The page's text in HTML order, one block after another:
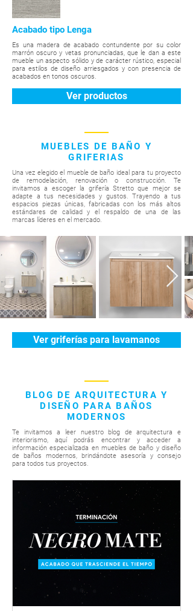
Acabado tipo Lenga
Es una madera de acabado contundente por su color
marrón oscuro y vetas pronunciadas, que le dan a este
mueble un aspecto sólido y de carácter rústico, especial
para estilos de diseño arriesgados y con presencia de
acabados en tonos oscuros.
Ver productos
MUEBLES DE BAÑO Y
GRIFERIAS
Una vez elegido el mueble de baño ideal para tu proyecto
de remodelación, renovación o construcción. Te
invitamos a escoger la grifería Stretto que mejor se
adapte a tus necesidades y gustos. Trayendo a tus
espacios piezas únicas, fabricadas con los más altos
estándares de calidad y el respaldo de una de las
marcas líderes en el mercado.
Ver griferías para lavamanos
BLOG DE ARQUITECTURA Y
DISEÑO PARA BAÑOS
MODERNOS
Te invitamos a leer nuestro blog de arquitectura e
interiorismo, aquí podrás encontrar y acceder a
información especializada en muebles de baño y diseño
de baños modernos, brindándote asesoría y consejo
para todos tus proyectos.